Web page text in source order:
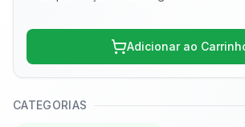
Adicionar ao
CATEGORIAS